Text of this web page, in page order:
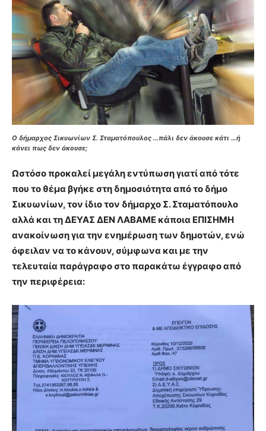
Ο δήμαρχος Σικυωνίων Σ. Σταματόπουλος …πάλι δεν άκουσε κάτι …ή
κάνει πως δεν άκουσε;
Ωστόσο προκαλεί μεγάλη εντύπωση γιατί από τότε
που το θέμα βγήκε στη δημοσιότητα από το δήμο
Σικυωνίων, τον ίδιο τον δήμαρχο Σ. Σταματόπουλο
αλλά και τη ΔΕΥΑΣ ΔΕΝ ΛΑΒΑΜΕ κάποια ΕΠΙΣΗΜΗ
ανακοίνωση για την ενημέρωση των δημοτών, ενώ
όφειλαν να το κάνουν, σύμφωνα και με την
τελευταία παράγραφο στο παρακάτω έγγραφο από
την περιφέρεια: